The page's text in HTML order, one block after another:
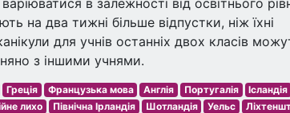
в залежності від освітнього
на два тижні більше відпустки, ніж їхні
для учнів останніх двох класів
з іншими учнями.
Греція Французька мова Англія Португалія
Ісландія
лихо Північна Ірландія Шотландія Уельс